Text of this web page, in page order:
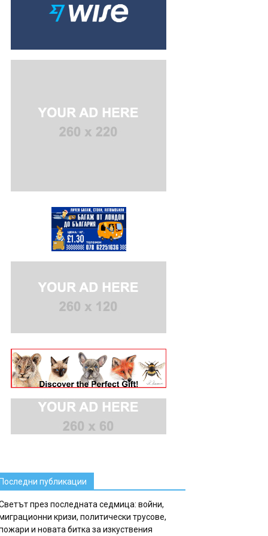
публикации
през последната седмица: войни,
кризи, политически трусове,
и новата битка за изкуствения